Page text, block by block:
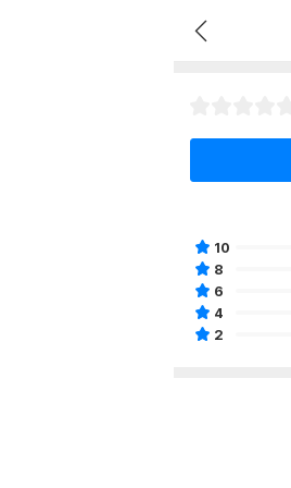
10
8
6
4
2